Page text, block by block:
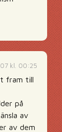
kl. 00:25
fram till
på
av
av dem